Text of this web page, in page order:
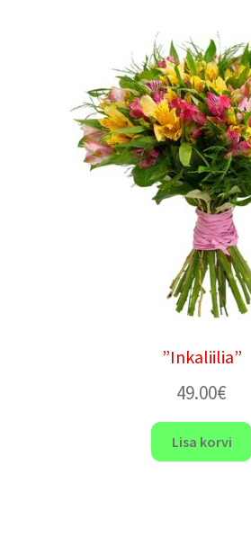
”Inkaliilia”
49.00€
Lisa korvi